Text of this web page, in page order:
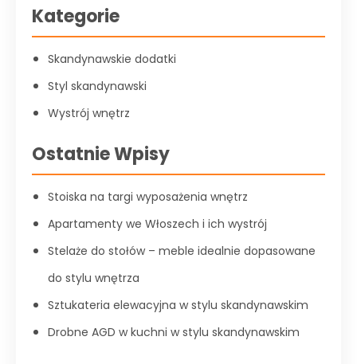
Kategorie
Skandynawskie dodatki
Styl skandynawski
Wystrój wnętrz
Ostatnie Wpisy
Stoiska na targi wyposażenia wnętrz
Apartamenty we Włoszech i ich wystrój
Stelaże do stołów – meble idealnie dopasowane
do stylu wnętrza
Sztukateria elewacyjna w stylu skandynawskim
Drobne AGD w kuchni w stylu skandynawskim